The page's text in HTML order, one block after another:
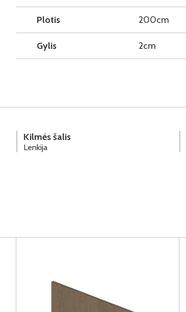
Plotis 200cm
Gylis 2cm
Kilmės šalis
Lenkija